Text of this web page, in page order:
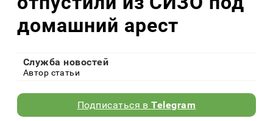
домашний арест
Служба новостей
Автор статьи
Подписаться вTelegram